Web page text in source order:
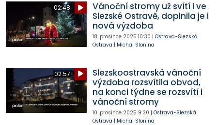
02:48
Vánoční stromy už svítí i ve
Slezské Ostravě, doplnila je i
nová výzdoba
18. prosince 2025 10:30 | Ostrava-Slezská
Ostrava | Michal Slonina
02:57
Slezskoostravská vánoční
výzdoba rozsvítila obvod,
na konci týdne se rozsvítí i
vánoční stromy
10. prosince 2025 9:30 | Ostrava-Slezská
Ostrava | Michal Slonina